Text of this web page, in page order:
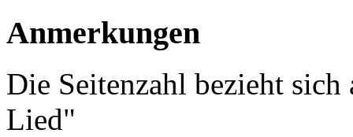
Anmerkungen
Die Seitenzahl bezieht
Lied"